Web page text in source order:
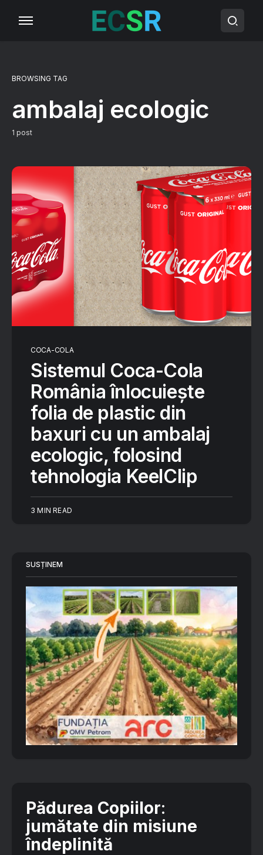
BROWSING TAG
ambalaj ecologic
1 post
COCA-COLA
Sistemul Coca-Cola
România înlocuiește
folia de plastic din
baxuri cu un ambalaj
ecologic, folosind
tehnologia KeelClip
3 MIN READ
SUSȚINEM
Pădurea Copiilor:
jumătate din misiune
îndeplinită